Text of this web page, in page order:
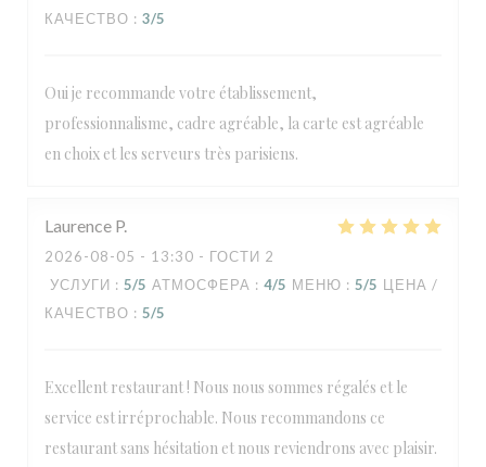
КАЧЕСТВО : 3/5
Oui je recommande votre établissement,
professionnalisme, cadre agréable, la carte est agréable
en choix et les serveurs très parisiens.
Laurence P
2026-08-05 - 13:30 - ГОСТИ 2
УСЛУГИ : 5/5 АТМОСФЕРА : 4/5 МЕНЮ : 5/5 ЦЕНА /
КАЧЕСТВО : 5/5
Excellent restaurant ! Nous nous sommes régalés et le
service est irréprochable. Nous recommandons ce
restaurant sans hésitation et nous reviendrons avec plaisir.